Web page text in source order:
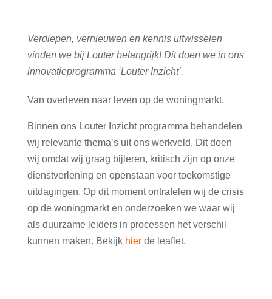
Verdiepen, vernieuwen en kennis uitwisselen
vinden we bij Louter belangrijk! Dit doen we in ons
innovatieprogramma ‘Louter Inzicht’.
Van overleven naar leven op de woningmarkt.
Binnen ons Louter Inzicht programma behandelen
wij relevante thema’s uit ons werkveld. Dit doen
wij omdat wij graag bijleren, kritisch zijn op onze
dienstverlening en openstaan voor toekomstige
uitdagingen. Op dit moment ontrafelen wij de crisis
op de woningmarkt en onderzoeken we waar wij
als duurzame leiders in processen het verschil
kunnen maken. Bekijk hierde leaflet.